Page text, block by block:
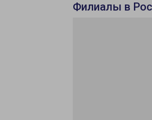
Филиалы в